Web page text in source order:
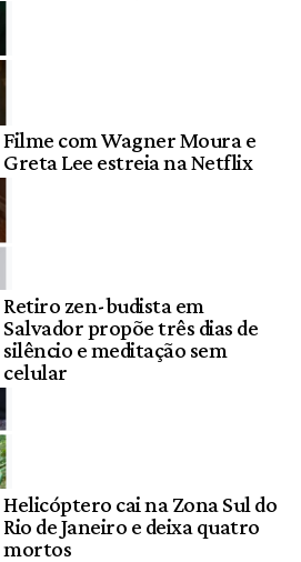
Filme com Wagner Moura e
Greta Lee estreia na Netflix
Retiro zen-budista em
Salvador propõe três dias de
silêncio e meditação sem
celular
Helicóptero cai na Zona Sul do
Rio de Janeiro e deixa quatro
mortos